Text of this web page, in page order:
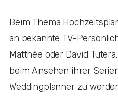
Beim Thema
an bekannte TV-
Matthée oder David
beim Ansehen ihrer
Weddingplanner zu